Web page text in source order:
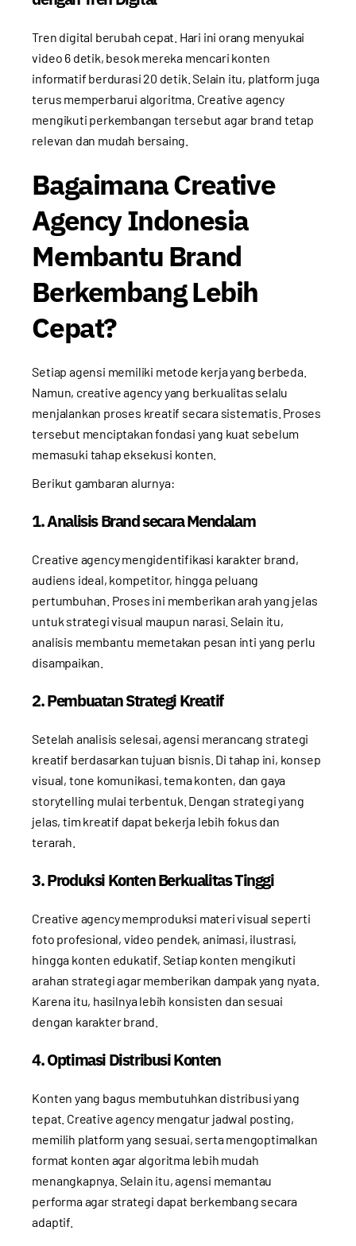
Tren digital berubah cepat. Hari ini orang menyukai
video 6 detik, besok mereka mencari konten
informatif berdurasi 20 detik. Selain itu, platform juga
terus memperbarui algoritma. Creative agency
mengikuti perkembangan tersebut agar brand tetap
relevan dan mudah bersaing.
Bagaimana Creative
Agency Indonesia
Membantu Brand
Berkembang Lebih
Cepat?
Setiap agensi memiliki metode kerja yang berbeda.
Namun, creative agency yang berkualitas selalu
menjalankan proses kreatif secara sistematis. Proses
tersebut menciptakan fondasi yang kuat sebelum
memasuki tahap eksekusi konten.
Berikut gambaran alurnya:
1. Analisis Brand secara Mendalam
Creative agency mengidentifikasi karakter brand,
audiens ideal, kompetitor, hingga peluang
pertumbuhan. Proses ini memberikan arah yang jelas
untuk strategi visual maupun narasi. Selain itu,
analisis membantu memetakan pesan inti yang perlu
disampaikan.
2. Pembuatan Strategi Kreatif
Setelah analisis selesai, agensi merancang strategi
kreatif berdasarkan tujuan bisnis. Di tahap ini, konsep
visual, tone komunikasi, tema konten, dan gaya
storytelling mulai terbentuk. Dengan strategi yang
jelas, tim kreatif dapat bekerja lebih fokus dan
terarah.
3. Produksi Konten Berkualitas Tinggi
Creative agency memproduksi materi visual seperti
foto profesional, video pendek, animasi, ilustrasi,
hingga konten edukatif. Setiap konten mengikuti
arahan strategi agar memberikan dampak yang nyata.
Karena itu, hasilnya lebih konsisten dan sesuai
dengan karakter brand.
4. Optimasi Distribusi Konten
Konten yang bagus membutuhkan distribusi yang
tepat. Creative agency mengatur jadwal posting,
memilih platform yang sesuai, serta mengoptimalkan
format konten agar algoritma lebih mudah
menangkapnya. Selain itu, agensi memantau
performa agar strategi dapat berkembang secara
adaptif.